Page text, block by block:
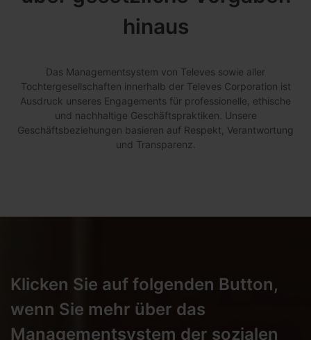
hinaus
Das Managementsystem von Televes sowie aller
Tochtergesellschaften innerhalb der Televes Corporation ist
Ausdruck unseres Engagements für professionelle, ethische
und nachhaltige Geschäftspraktiken. Unsere
Geschäftsbeziehungen basieren auf Respekt, Verantwortung
und Transparenz.
Klicken Sie auf folgenden Button,
wenn Sie mehr über das
Managementsystem der sozialen